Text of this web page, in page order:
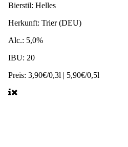
Bierstil: Helles
Herkunft: Trier (DEU)
Alc.: 5,0%
IBU: 20
Preis: 3,90€/0,3l | 5,90€/0,5l